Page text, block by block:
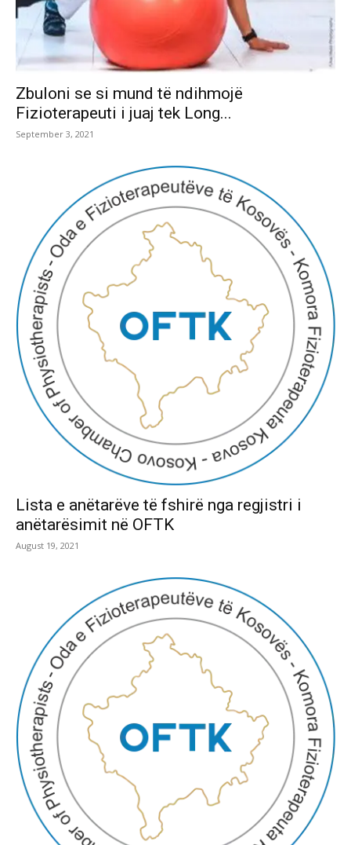
Zbuloni se si mund të ndihmojë
Fizioterapeuti i juaj tek Long...
September 3, 2021
Lista e anëtarëve të fshirë nga regjistri i
anëtarësimit në OFTK
August 19, 2021